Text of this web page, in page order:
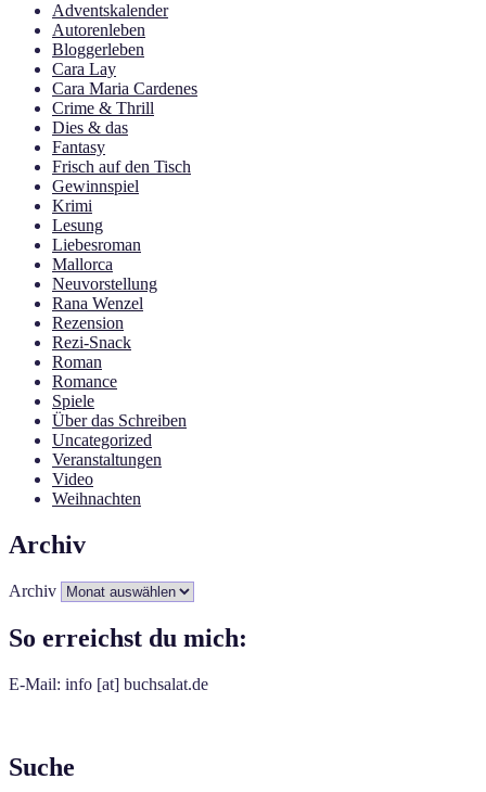
Adventskalender
Autorenleben
Bloggerleben
Cara Lay
Cara Maria Cardenes
Crime & Thrill
Dies & das
Fantasy
Frisch auf den Tisch
Gewinnspiel
Krimi
Lesung
Liebesroman
Mallorca
Neuvorstellung
Rana Wenzel
Rezension
Rezi-Snack
Roman
Romance
Spiele
Über das Schreiben
Uncategorized
Veranstaltungen
Video
Weihnachten
Archiv
Archiv
So erreichst du mich:
E-Mail: info [at] buchsalat.de
Suche